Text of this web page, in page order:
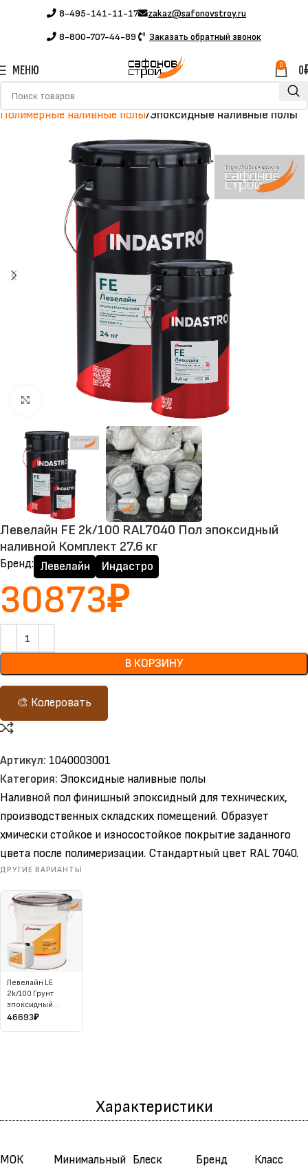
8-495-141-11-17
8-800-707-44-89
zakaz@safonovstroy.ru
Заказать обратный звонок
МЕНЮ 0 0
Главная Каталог
Полимерные наливные полы Эпоксидные наливные полы
Нажмите, чтобы увеличить
Левелайн FE 2k/100 RAL7040 Пол эпоксидный
наливной Комплект 27.6 кг
Бренд: Левелайн Индастро
30873₽
В КОРЗИНУ
🎨 Колеровать
Артикул: 1040003001
Категория: Эпоксидные наливные полы
Наливной пол финишный эпоксидный для технических,
производственных складских помещений. Образует
хмически стойкое и износостойкое покрытие заданного
цвета после полимеризации. Стандартный цвет RAL 7040.
ДРУГИЕ ВАРИАНТЫ
Левелайн LE
2k/100 Грунт
эпоксидный
Комплект 25 кг
46693₽
Характеристики
МОК
Минимальный Блеск
Бренд
Класс